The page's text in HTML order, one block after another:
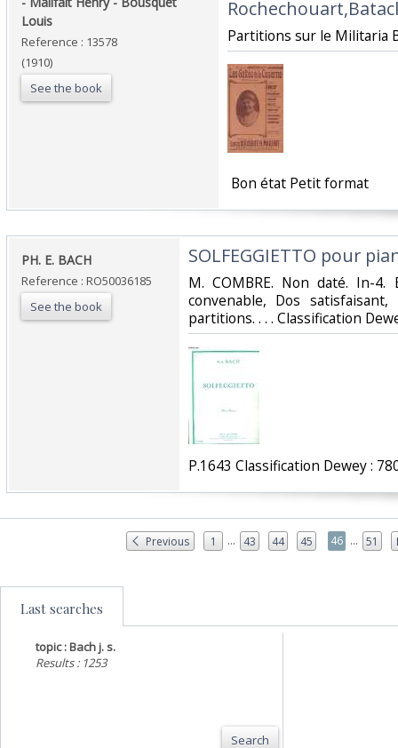
Louis‎
Reference : 13578
(1910)
See the book
‎Partitions sur le Militaria
‎ Bon état Petit format ‎
‎PH. E. BACH‎
Reference : RO50036185
See the book
‎SOLFEGGIETTO pour
‎M. COMBRE. Non daté. In-
convenable, Dos
partitions. . . . Classification
‎P.1643 Classification Dewey :
Previous 1 ... 43 44 45 46 ... 51
Last searches
topic : Bach j. s.
Results : 1253
Search